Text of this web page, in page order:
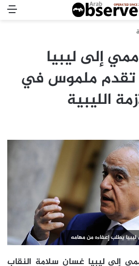
إلى ليبيا
ملموس في
الليبية
يطلب إعفاءه من مهامه
إلى ليبيا غسان سلامة النقاب